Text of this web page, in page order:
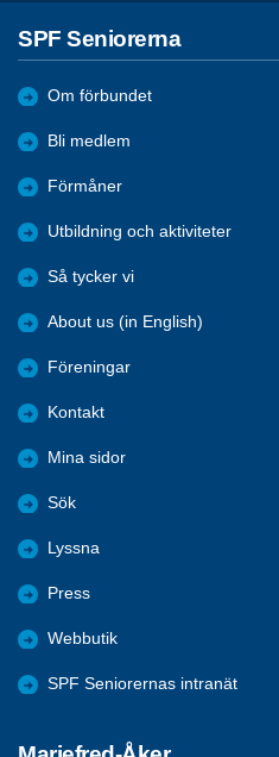
SPF Seniorerna
Om förbundet
Bli medlem
Förmåner
Utbildning och aktiviteter
Så tycker vi
About us (in English)
Föreningar
Kontakt
Mina sidor
Sök
Lyssna
Press
Webbutik
SPF Seniorernas intranät